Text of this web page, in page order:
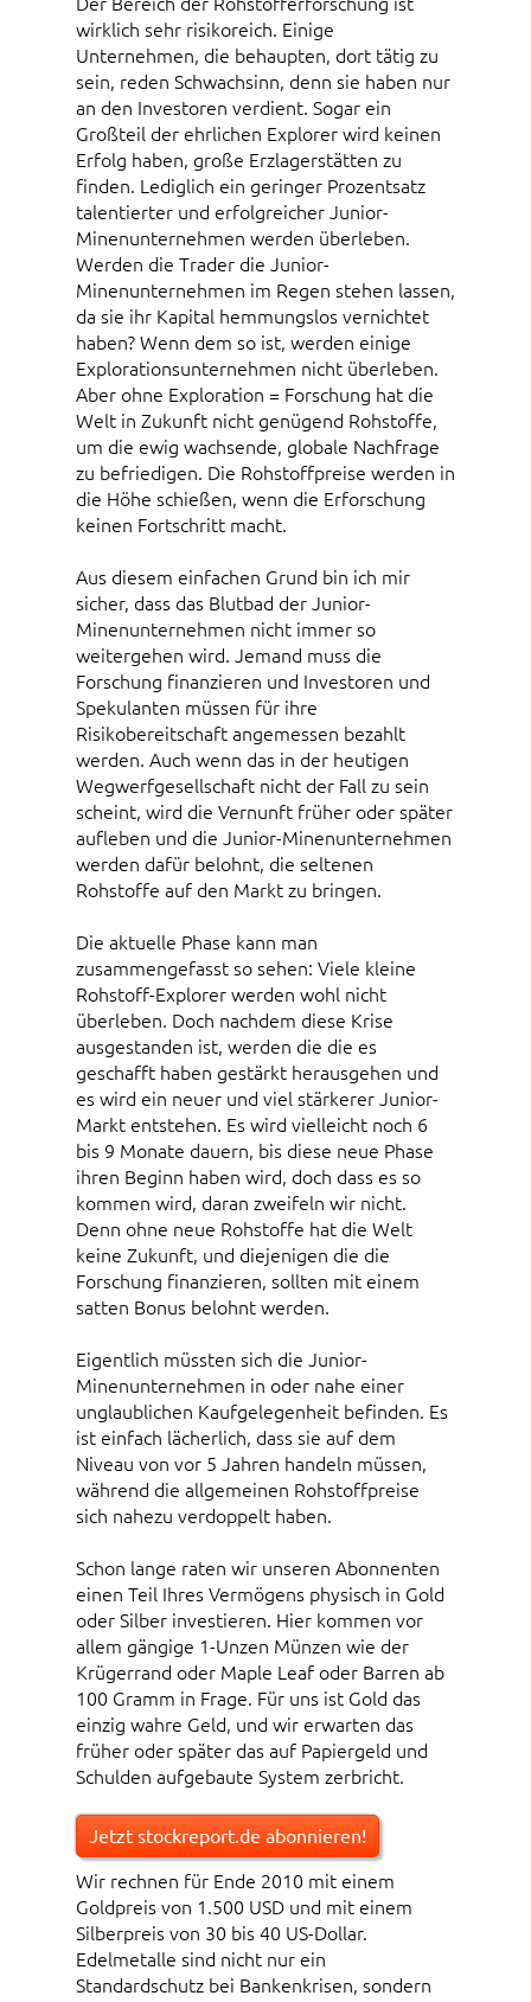
wirklich sehr risikoreich. Einige
Unternehmen, die behaupten, dort tätig zu
sein, reden Schwachsinn, denn sie haben nur
an den Investoren verdient. Sogar ein
Großteil der ehrlichen Explorer wird keinen
Erfolg haben, große Erzlagerstätten zu
finden. Lediglich ein geringer Prozentsatz
talentierter und erfolgreicher Junior-
Minenunternehmen werden überleben.
Werden die Trader die Junior-
Minenunternehmen im Regen stehen lassen,
da sie ihr Kapital hemmungslos vernichtet
haben? Wenn dem so ist, werden einige
Explorationsunternehmen nicht überleben.
Aber ohne Exploration = Forschung hat die
Welt in Zukunft nicht genügend Rohstoffe,
um die ewig wachsende, globale Nachfrage
zu befriedigen. Die Rohstoffpreise werden in
die Höhe schießen, wenn die Erforschung
keinen Fortschritt macht.
Aus diesem einfachen Grund bin ich mir
sicher, dass das Blutbad der Junior-
Minenunternehmen nicht immer so
weitergehen wird. Jemand muss die
Forschung finanzieren und Investoren und
Spekulanten müssen für ihre
Risikobereitschaft angemessen bezahlt
werden. Auch wenn das in der heutigen
Wegwerfgesellschaft nicht der Fall zu sein
scheint, wird die Vernunft früher oder später
aufleben und die Junior-Minenunternehmen
werden dafür belohnt, die seltenen
Rohstoffe auf den Markt zu bringen.
Die aktuelle Phase kann man
zusammengefasst so sehen: Viele kleine
Rohstoff-Explorer werden wohl nicht
überleben. Doch nachdem diese Krise
ausgestanden ist, werden die die es
geschafft haben gestärkt herausgehen und
es wird ein neuer und viel stärkerer Junior-
Markt entstehen. Es wird vielleicht noch 6
bis 9 Monate dauern, bis diese neue Phase
ihren Beginn haben wird, doch dass es so
kommen wird, daran zweifeln wir nicht.
Denn ohne neue Rohstoffe hat die Welt
keine Zukunft, und diejenigen die die
Forschung finanzieren, sollten mit einem
satten Bonus belohnt werden.
Eigentlich müssten sich die Junior-
Minenunternehmen in oder nahe einer
unglaublichen Kaufgelegenheit befinden. Es
ist einfach lächerlich, dass sie auf dem
Niveau von vor 5 Jahren handeln müssen,
während die allgemeinen Rohstoffpreise
sich nahezu verdoppelt haben.
Schon lange raten wir unseren Abonnenten
einen Teil Ihres Vermögens physisch in Gold
oder Silber investieren. Hier kommen vor
allem gängige 1-Unzen Münzen wie der
Krügerrand oder Maple Leaf oder Barren ab
100 Gramm in Frage. Für uns ist Gold das
einzig wahre Geld, und wir erwarten das
früher oder später das auf Papiergeld und
Schulden aufgebaute System zerbricht.
Jetzt stockreport.de abonnieren!
Wir rechnen für Ende 2010 mit einem
Goldpreis von 1.500 USD und mit einem
Silberpreis von 30 bis 40 US-Dollar.
Edelmetalle sind nicht nur ein
Standardschutz bei Bankenkrisen, sondern